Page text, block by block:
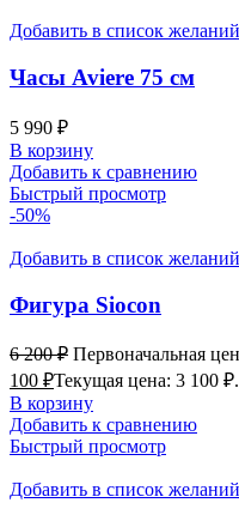
Добавить в список желаний
Часы Aviere 75 см
5 990 ₽
В корзину
Добавить к сравнению
Быстрый просмотр
-50%
Добавить в список желаний
Фигура Siocon
6 200₽ Первоначальная
100 ₽Текущая цена: 3 100 ₽.
В корзину
Добавить к сравнению
Быстрый просмотр
Добавить в список желаний